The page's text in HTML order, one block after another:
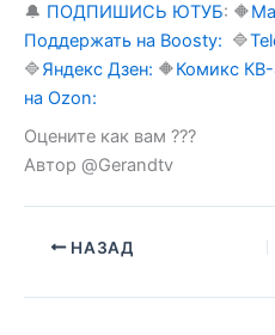
🔔 ПОДПИШИСЬ ЮТУБ: 🔶
Поддержать на Boosty: 🔷
🔷Яндекс Дзен: 🔶Комикс КВ-
на Ozon:
Оцените как вам ???
Автор @Gerandtv
НАЗАД